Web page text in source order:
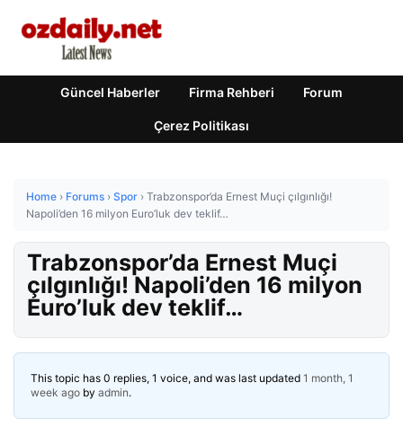
Güncel Haberler Firma Rehberi Forum
Çerez Politikası
Home › Forums › Spor › Trabzonspor’da Ernest Muçi çılgınlığı!
Napoli’den 16 milyon Euro’luk dev teklif…
Trabzonspor’da Ernest Muçi
çılgınlığı! Napoli’den 16 milyon
Euro’luk dev teklif…
This topic has 0 replies, 1 voice, and was last updated 1 month, 1
week ago by admin.